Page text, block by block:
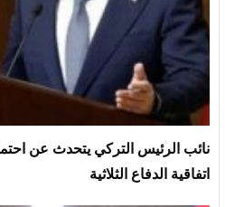
نائب الرئيس التركي يتحدث عن
اتفاقية الدفاع الثلاثية